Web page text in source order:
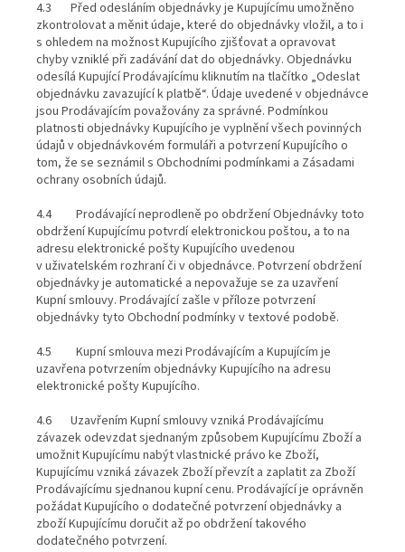
4.3 Před odesláním objednávky je Kupujícímu umožněno
zkontrolovat a měnit údaje, které do objednávky vložil, a to i
s ohledem na možnost Kupujícího zjišťovat a opravovat
chyby vzniklé při zadávání dat do objednávky. Objednávku
odesílá Kupující Prodávajícímu kliknutím na tlačítko „Odeslat
objednávku zavazující k platbě“. Údaje uvedené v objednávce
jsou Prodávajícím považovány za správné. Podmínkou
platnosti objednávky Kupujícího je vyplnění všech povinných
údajů v objednávkovém formuláři a potvrzení Kupujícího o
tom, že se seznámil s Obchodními podmínkami a Zásadami
ochrany osobních údajů.
4.4 Prodávající neprodleně po obdržení Objednávky toto
obdržení Kupujícímu potvrdí elektronickou poštou, a to na
adresu elektronické pošty Kupujícího uvedenou
v uživatelském rozhraní či v objednávce. Potvrzení obdržení
objednávky je automatické a nepovažuje se za uzavření
Kupní smlouvy. Prodávající zašle v příloze potvrzení
objednávky tyto Obchodní podmínky v textové podobě.
4.5 Kupní smlouva mezi Prodávajícím a Kupujícím je
uzavřena potvrzením objednávky Kupujícího na adresu
elektronické pošty Kupujícího.
4.6 Uzavřením Kupní smlouvy vzniká Prodávajícímu
závazek odevzdat sjednaným způsobem Kupujícímu Zboží a
umožnit Kupujícímu nabýt vlastnické právo ke Zboží,
Kupujícímu vzniká závazek Zboží převzít a zaplatit za Zboží
Prodávajícímu sjednanou kupní cenu. Prodávající je oprávněn
požádat Kupujícího o dodatečné potvrzení objednávky a
zboží Kupujícímu doručit až po obdržení takového
dodatečného potvrzení.